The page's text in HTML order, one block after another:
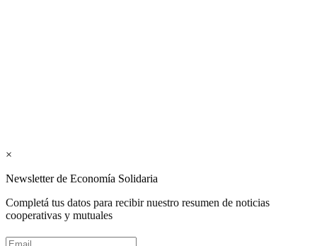
×
Newsletter de Economía Solidaria
Completá tus datos para recibir nuestro resumen de noticias
cooperativas y mutuales